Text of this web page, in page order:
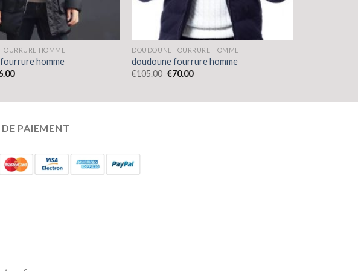
HOMME
homme
DOUDOUNE FOURRURE HOMME
doudoune fourrure homme
€105.00 €70.00
PAIEMENT